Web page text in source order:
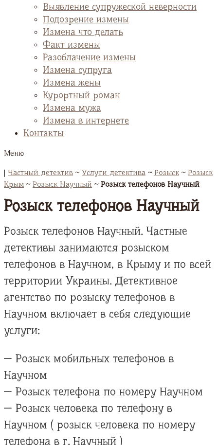
Выявление супружеской неверности
Подозрение измены
Измена что делать
Факт измены
Разоблачение измены
Измена супруга
Измена жены
Курортный роман
Измена мужа
Измена в интернете
Контакты
Меню
| Частный детектив ~ Услуги детектива ~ Розыск~ Розыск
Крым ~ Розыск Научный ~ Розыск телефонов Научный
Розыск телефонов Научный
Розыск телефонов Научный. Частные
детективы занимаются розыском
телефонов в Научном, в Крыму и по всей
территории Украины. Детективное
агентство по розыску телефонов в
Научном включает в себя следующие
услуги:
— Розыск мобильных телефонов в
Научном
— Розыск телефона по номеру Научном
— Розыск человека по телефону в
Научном ( розыск человека по номеру
телефона в г. Научный )